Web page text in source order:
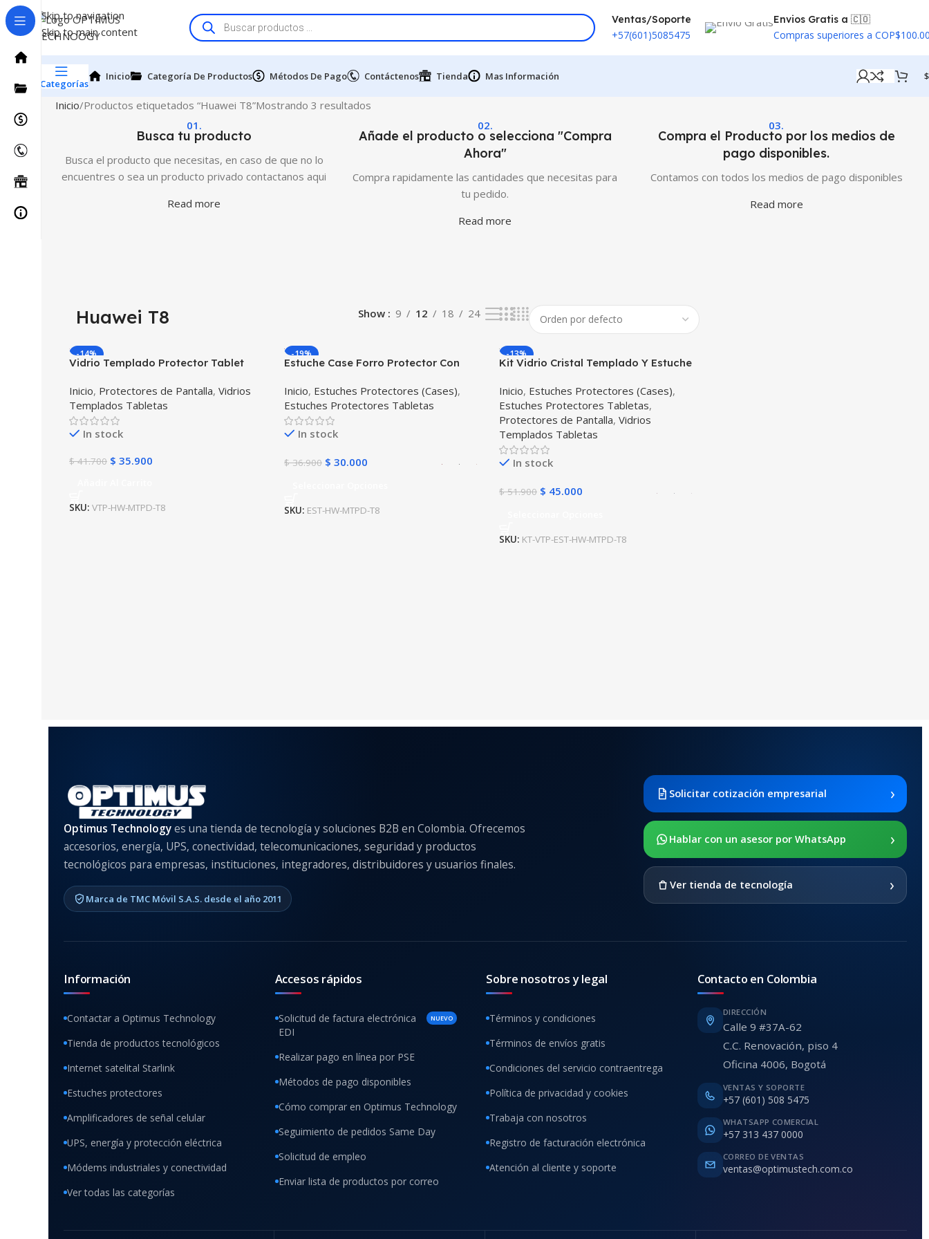
Skip to navigation
Skip to main content
Ventas/Soporte
+57(601)5085475
Envios Gratis a 🇨🇴
Compras superiores a
Categorías
Inicio Categoría De Productos Métodos De Pago Contáctenos Tienda Mas Información $
Inicio Productos etiquetados “Huawei T8”Mostrando 3 resultados
01.
Busca tu producto
Busca el producto que necesitas, en caso de que no lo
encuentres o sea un producto privado contactanos aqui
Read more
02.
Añade el producto o selecciona "Compra
Ahora"
Compra rapidamente las cantidades que necesitas para
tu pedido.
Read more
03.
Compra el Producto por los medios de
pago disponibles.
Contamos con todos los medios de pago disponibles
Read more
Huawei T8 Show 9 12 18 24
-14%
Vidrio Templado Protector Tablet
Inicio, Protectores de Pantalla, Vidrios
Templados Tabletas
In stock
$41.700 $ 35.900
SKU: VTP-HW-MTPD-T8
-19%
Estuche Case Forro Protector Con
Inicio, Estuches Protectores (Cases),
Estuches Protectores Tabletas
In stock
$36.900 $ 30.000
SKU: EST-HW-MTPD-T8
-13%
Kit Vidrio Cristal Templado Y Estuche
Matepad T8
Inicio, Estuches Protectores (Cases),
Estuches Protectores Tabletas,
Protectores de Pantalla, Vidrios
Templados Tabletas
In stock
$51.900 $ 45.000
SKU: KT-VTP-EST-HW-MTPD-T8
Optimus Technologyes una tienda de tecnología y soluciones B2B en Colombia. Ofrecemos
accesorios, energía, UPS, conectividad, telecomunicaciones, seguridad y productos
tecnológicos para empresas, instituciones, integradores, distribuidores y usuarios finales.
Marca de TMC Móvil S.A.S. desde el año 2011
Solicitar cotización empresarial ›
Hablar con un asesor por WhatsApp ›
Ver tienda de tecnología ›
Información
Contactar a Optimus Technology
Tienda de productos tecnológicos
Internet satelital Starlink
Estuches protectores
Amplificadores de señal celular
UPS, energía y protección eléctrica
Módems industriales y conectividad
Ver todas las categorías
Accesos rápidos
Solicitud de factura electrónica
EDI
NUEVO
Realizar pago en línea por PSE
Métodos de pago disponibles
Cómo comprar en Optimus Technology
Seguimiento de pedidos Same Day
Solicitud de empleo
Enviar lista de productos por correo
Sobre nosotros y legal
Términos y condiciones
Términos de envíos gratis
Condiciones del servicio contraentrega
Política de privacidad y cookies
Trabaja con nosotros
Registro de facturación electrónica
Atención al cliente y soporte
Contacto en Colombia
DIRECCIÓN
Calle 9 #37A-62
C.C. Renovación, piso 4
Oficina 4006, Bogotá
VENTAS Y SOPORTE
+57 (601) 508 5475
WHATSAPP COMERCIAL
+57 313 437 0000
CORREO DE VENTAS
ventas@optimustech.com.co